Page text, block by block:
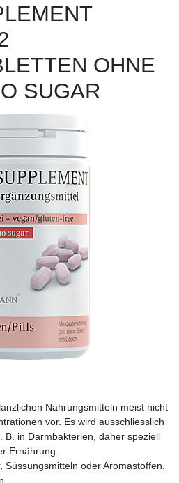
OHNE
SUGAR
Nahrungsmitteln meist nicht
vor. Es wird ausschliesslich
B. in Darmbakterien, daher speziell
Ernährung.
oder Aromastoffen.